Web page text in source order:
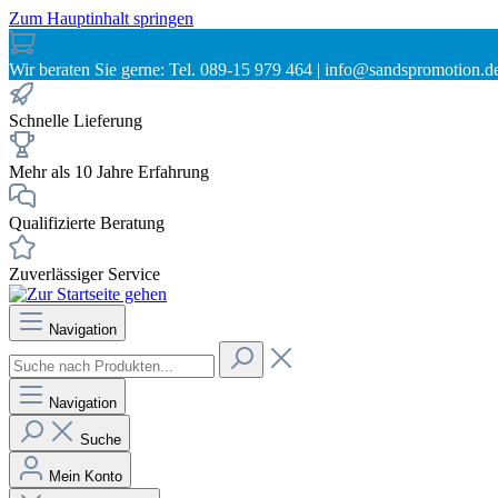
Zum Hauptinhalt springen
Wir beraten Sie gerne: Tel. 089-15 979 464 |
Schnelle Lieferung
Mehr als 10 Jahre Erfahrung
Qualifizierte Beratung
Zuverlässiger Service
Navigation
Navigation
Suche
Mein Konto